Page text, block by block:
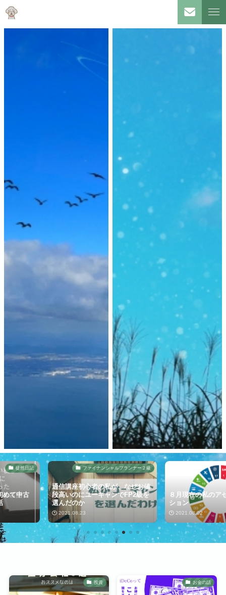
ァイナンシャルプランナー２級
者の私が、なぜお値
ーキャンでFP2級を
８月現在の私のアセットアロケー
ション
教育訓
ってご
投資 お金の話